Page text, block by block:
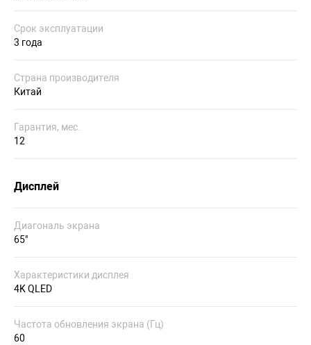
Срок эксплуатации
3 года
Страна производителя
Китай
Гарантия, мес.
12
Дисплей
Диагональ экрана
65"
Характеристики дисплея
4K QLED
Частота обновления экрана (Гц)
60